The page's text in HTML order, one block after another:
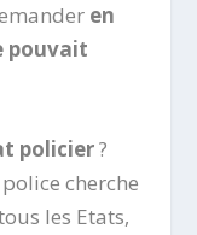
en
pouvait
policier?
cherche
les Etats,